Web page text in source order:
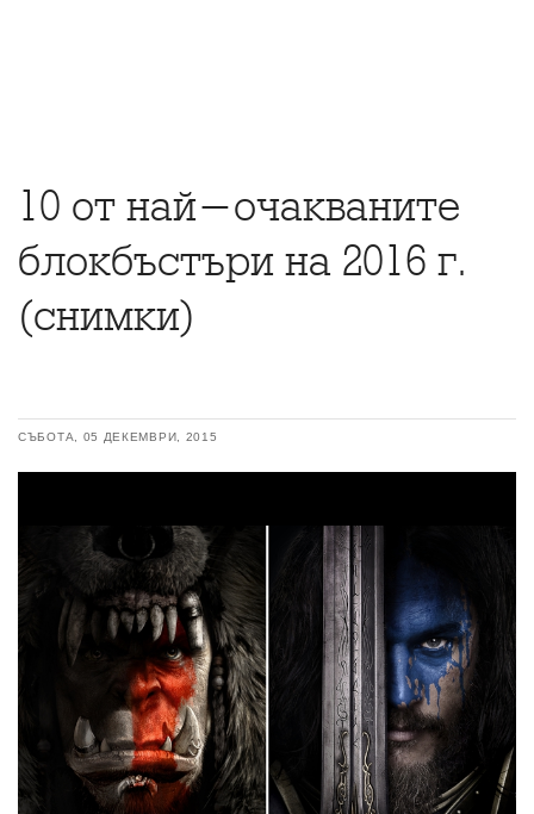
10 от най-очакваните
блокбъстъри на 2016 г.
(снимки)
СЪБОТА, 05 ДЕКЕМВРИ, 2015